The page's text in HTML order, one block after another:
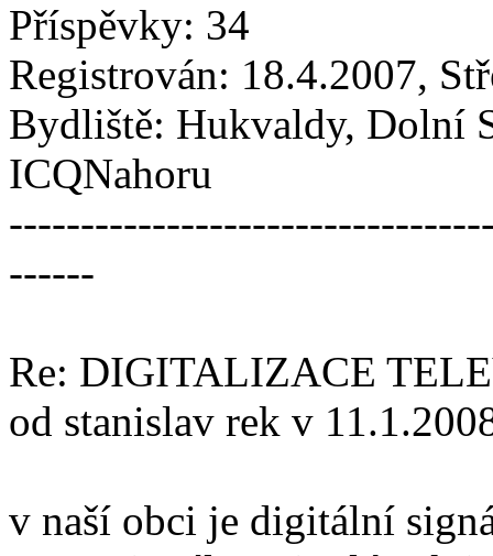
Příspěvky: 34
Registrován: 18.4.2007,
Bydliště: Hukvaldy, Dolní
ICQNahoru
------
Re: DIGITALIZACE
od stanislav rek v
v naší obci je digitální